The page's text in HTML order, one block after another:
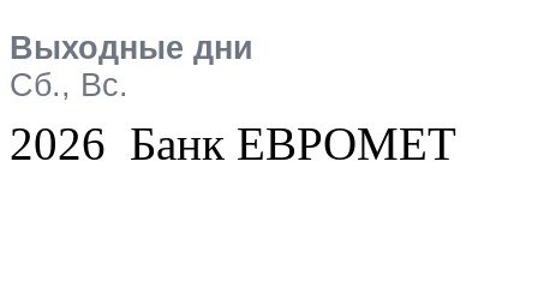
Выходные дни
Сб., Вс.
2026 Банк ЕВРОМЕТ